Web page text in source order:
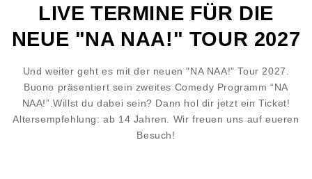
LIVE TERMINE FÜR DIE
NEUE "NA NAA!" TOUR 2027
Und weiter geht es mit der neuen "NA NAA!" Tour 2027.
Buono präsentiert sein zweites Comedy Programm “NA
NAA!”.Willst du dabei sein? Dann hol dir jetzt ein Ticket!
Altersempfehlung: ab 14 Jahren. Wir freuen uns auf eueren
Besuch!